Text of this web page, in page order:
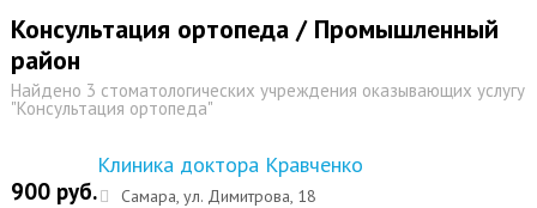
Консультация ортопеда / Промышленный
район
Найдено 3 стоматологических учреждения оказывающих услугу
"Консультация ортопеда"
Клиника доктора Кравченко
Самара, ул. Димитрова, 18
900 руб.